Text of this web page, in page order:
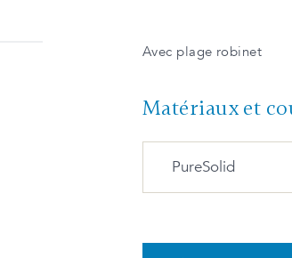
Avec plage robinet
Matériaux et
PureSolid
PureSolid PS-00